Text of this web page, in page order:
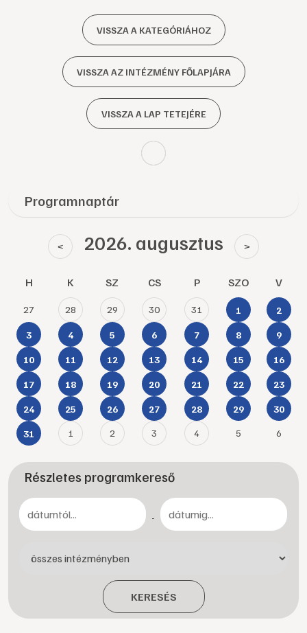
VISSZA A KATEGÓRIÁHOZ
VISSZA AZ INTÉZMÉNY FŐLAPJÁRA
VISSZA A LAP TETEJÉRE
Programnaptár
< 2026. augusztus >
H K SZ CS P SZO V
27 28 29 30 31 1 2
3 4 5 6 7 8 9
10 11 12 13 14 15 16
17 18 19 20 21 22 23
24 25 26 27 28 29 30
31 1 2 3 4 5 6
Részletes programkereső
-
KERESÉS